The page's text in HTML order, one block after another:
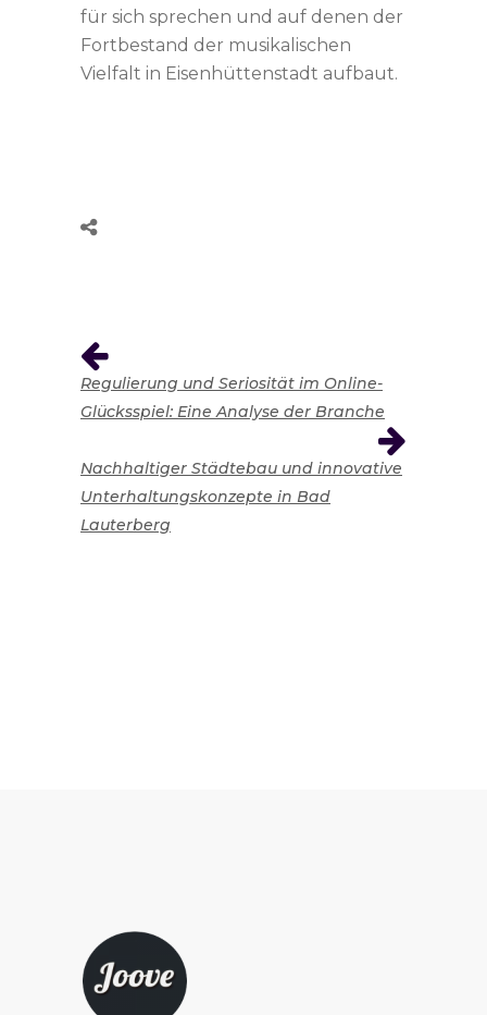
für sich sprechen und auf denen der
Fortbestand der musikalischen
Vielfalt in Eisenhüttenstadt aufbaut.
Regulierung und Seriosität im Online-
Glücksspiel: Eine Analyse der Branche
Nachhaltiger Städtebau und innovative
Unterhaltungskonzepte in Bad
Lauterberg